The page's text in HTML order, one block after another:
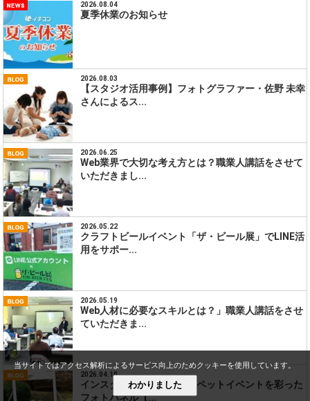
2026.08.04
夏季休業のお知らせ
2026.08.03
【スタジオ活用事例】フォトグラファー・佐野 未幸
さんによるス...
2026.06.25
Web業界で大切な考え方とは？職業人講話をさせて
いただきまし...
2026.05.22
クラフトビールイベント「ザ・ビール展」でLINE活
用をサポー...
2026.05.19
Web人材に必要なスキルとは？」職業人講話をさせ
ていただきま...
2026.04.10
インスタパネルで大盛況！ペットイベントを彩った
フォトパネル【...
当サイトではアクセス解析によるサービス向上のためクッキーを使用しています。
わかりました